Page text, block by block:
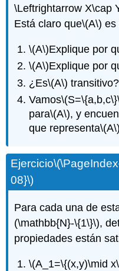
\Leftrightarrow X\cap
Está claro que\(A\) es
\(A\)Explique por
\(A\)Explique por
¿Es\(A\) transitivo?
Vamos
para\(A\), y
que representa\(A\)
Ejercicio
08}\)
Para cada una de
(\mathbb{N}-\{1\}\),
propiedades están
\(A_1=\{(x,y)\mid